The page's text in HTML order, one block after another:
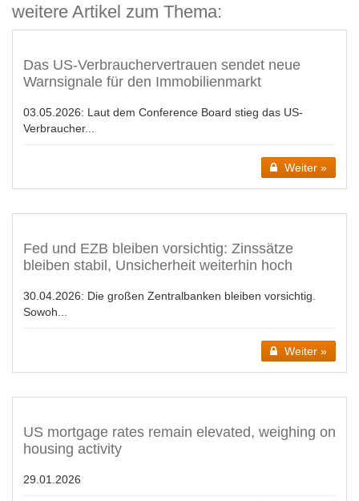
weitere Artikel zum Thema:
Das US-Verbrauchervertrauen sendet neue
Warnsignale für den Immobilienmarkt
03.05.2026: Laut dem Conference Board stieg das US-
Verbraucher...
Weiter »
Fed und EZB bleiben vorsichtig: Zinssätze
bleiben stabil, Unsicherheit weiterhin hoch
30.04.2026: Die großen Zentralbanken bleiben vorsichtig.
Sowoh...
Weiter »
US mortgage rates remain elevated, weighing on
housing activity
29.01.2026